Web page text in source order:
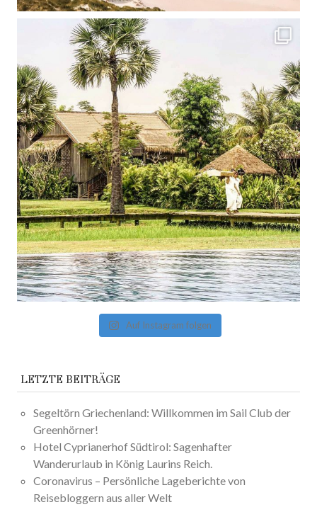
Auf Instagram folgen
LETZTE BEITRÄGE
Segeltörn Griechenland: Willkommen im Sail Club der
Greenhörner!
Hotel Cyprianerhof Südtirol: Sagenhafter
Wanderurlaub in König Laurins Reich.
Coronavirus – Persönliche Lageberichte von
Reisebloggern aus aller Welt